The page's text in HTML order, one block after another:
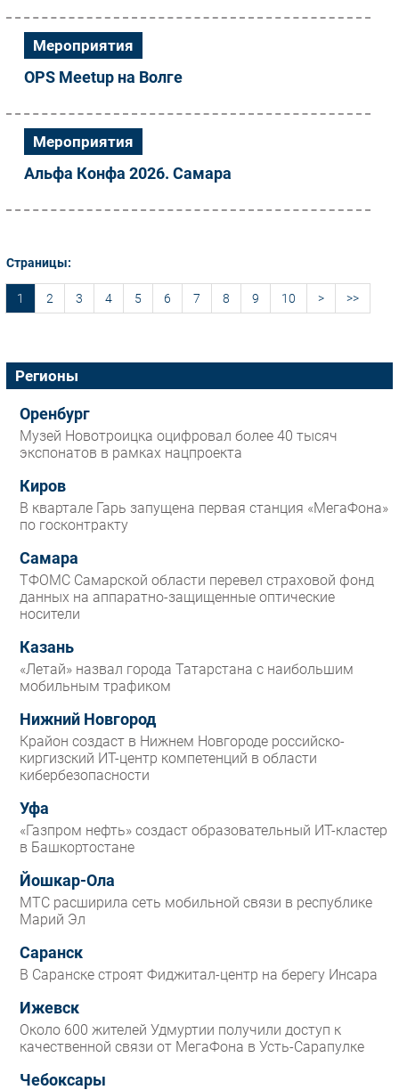
Мероприятия
OPS Meetup на Волге
Мероприятия
Альфа Конфа 2026. Самара
Страницы:
1 2 3 4 5 6 7 8 9 10 > >>
Регионы
Оренбург
Музей Новотроицка оцифровал более 40 тысяч
экспонатов в рамках нацпроекта
Киров
В квартале Гарь запущена первая станция «МегаФона»
по госконтракту
Самара
ТФОМС Самарской области перевел страховой фонд
данных на аппаратно-защищенные оптические
носители
Казань
«Летай» назвал города Татарстана с наибольшим
мобильным трафиком
Нижний Новгород
Крайон создаст в Нижнем Новгороде российско-
киргизский ИТ-центр компетенций в области
кибербезопасности
Уфа
«Газпром нефть» создаст образовательный ИТ-кластер
в Башкортостане
Йошкар-Ола
МТС расширила сеть мобильной связи в республике
Марий Эл
Саранск
В Саранске строят Фиджитал-центр на берегу Инсара
Ижевск
Около 600 жителей Удмуртии получили доступ к
качественной связи от МегаФона в Усть-Сарапулке
Чебоксары